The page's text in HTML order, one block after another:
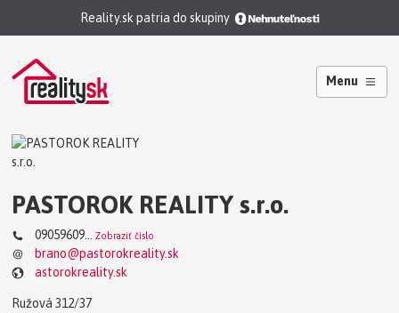
Reality.sk patria do skupiny
Menu
PASTOROK REALITY s.r.o.
09059609... Zobraziť číslo
brano@pastorokreality.sk
astorokreality.sk
Ružová 312/37